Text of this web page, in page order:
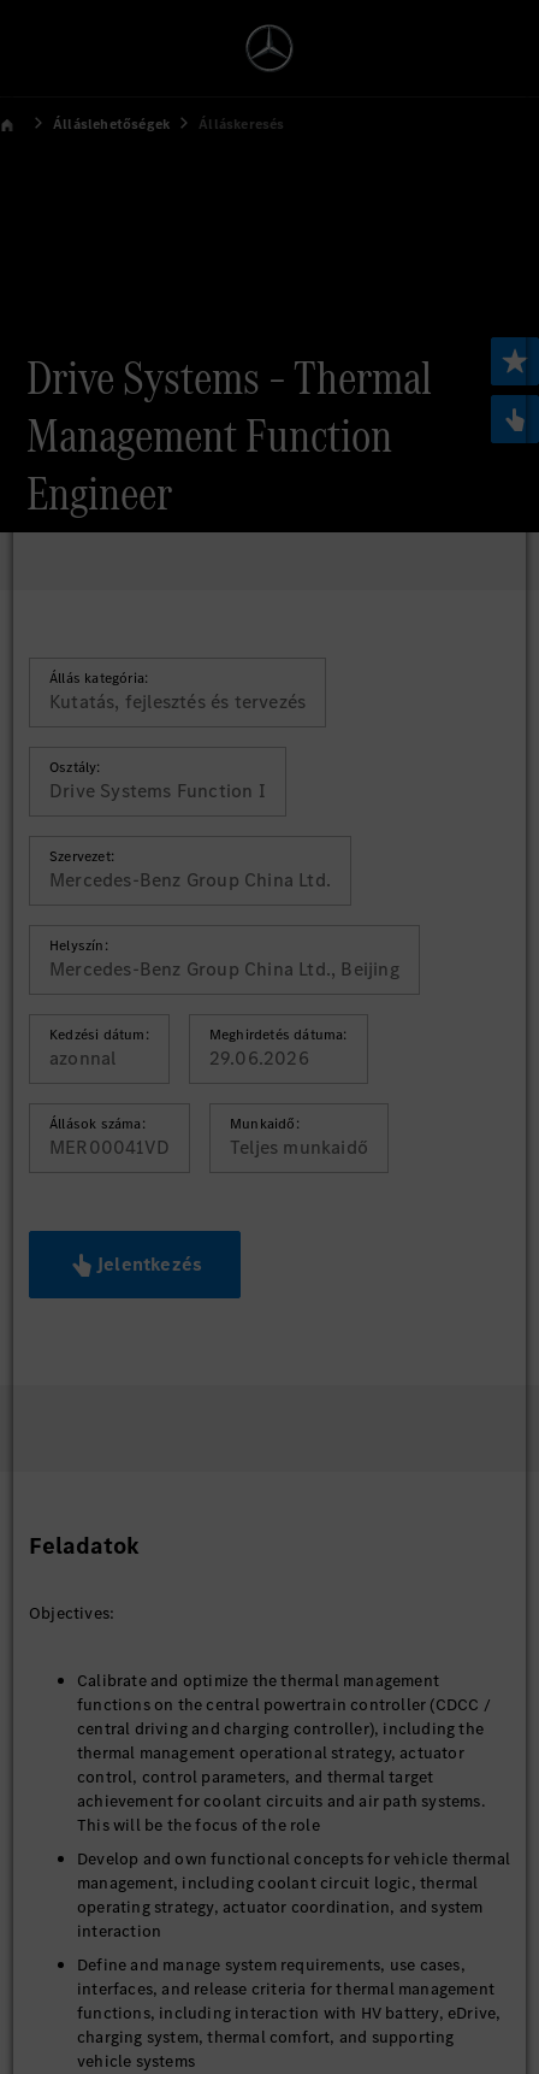
Álláslehetőségek Álláskeresés
Drive Systems – Thermal
Management Function
Engineer
Állás kategória:
Kutatás, fejlesztés és tervezés
Osztály:
Drive Systems Function I
Szervezet:
Mercedes-Benz Group China Ltd.
Helyszín:
Mercedes-Benz Group China Ltd., Beijing
Kedzési dátum:
azonnal
Meghirdetés dátuma:
29.06.2026
Állások száma:
MER00041VD
Munkaidő:
Teljes munkaidő
Jelentkezés
Feladatok
Objectives:
Calibrate and optimize the thermal management
functions on the central powertrain controller (CDCC /
central driving and charging controller), including the
thermal management operational strategy, actuator
control, control parameters, and thermal target
achievement for coolant circuits and air path systems.
This will be the focus of the role
Develop and own functional concepts for vehicle thermal
management, including coolant circuit logic, thermal
operating strategy, actuator coordination, and system
interaction
Define and manage system requirements, use cases,
interfaces, and release criteria for thermal management
functions, including interaction with HV battery, eDrive,
charging system, thermal comfort, and supporting
vehicle systems